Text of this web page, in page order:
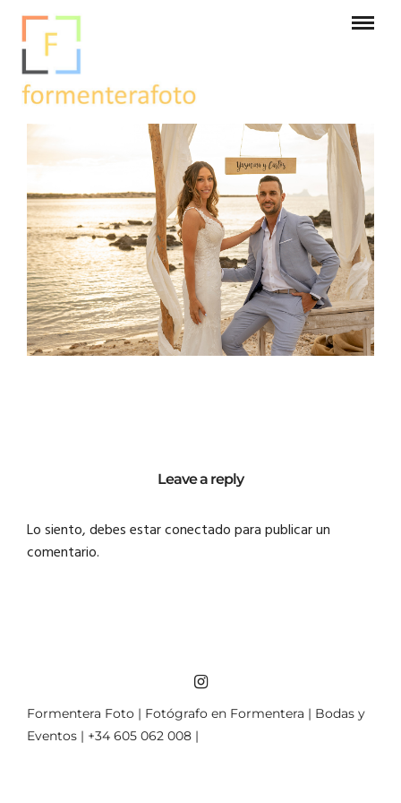
Leave a reply
Lo siento, debes estarconectadopara publicar un
comentario.
Formentera Foto | Fotógrafo en Formentera | Bodas y
Eventos | +34 605 062 008 |